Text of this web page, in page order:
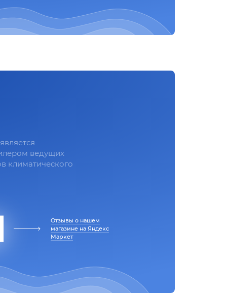
ведущих
климатического
Отзывы о нашем
магазине на Яндекс
Маркет